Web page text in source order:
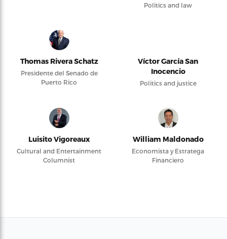
Politics and law
Thomas Rivera Schatz
Presidente del Senado de
Puerto Rico
Víctor García San
Inocencio
Politics and justice
Luisito Vigoreaux
Cultural and Entertainment
Columnist
William Maldonado
Economista y Estratega
Financiero